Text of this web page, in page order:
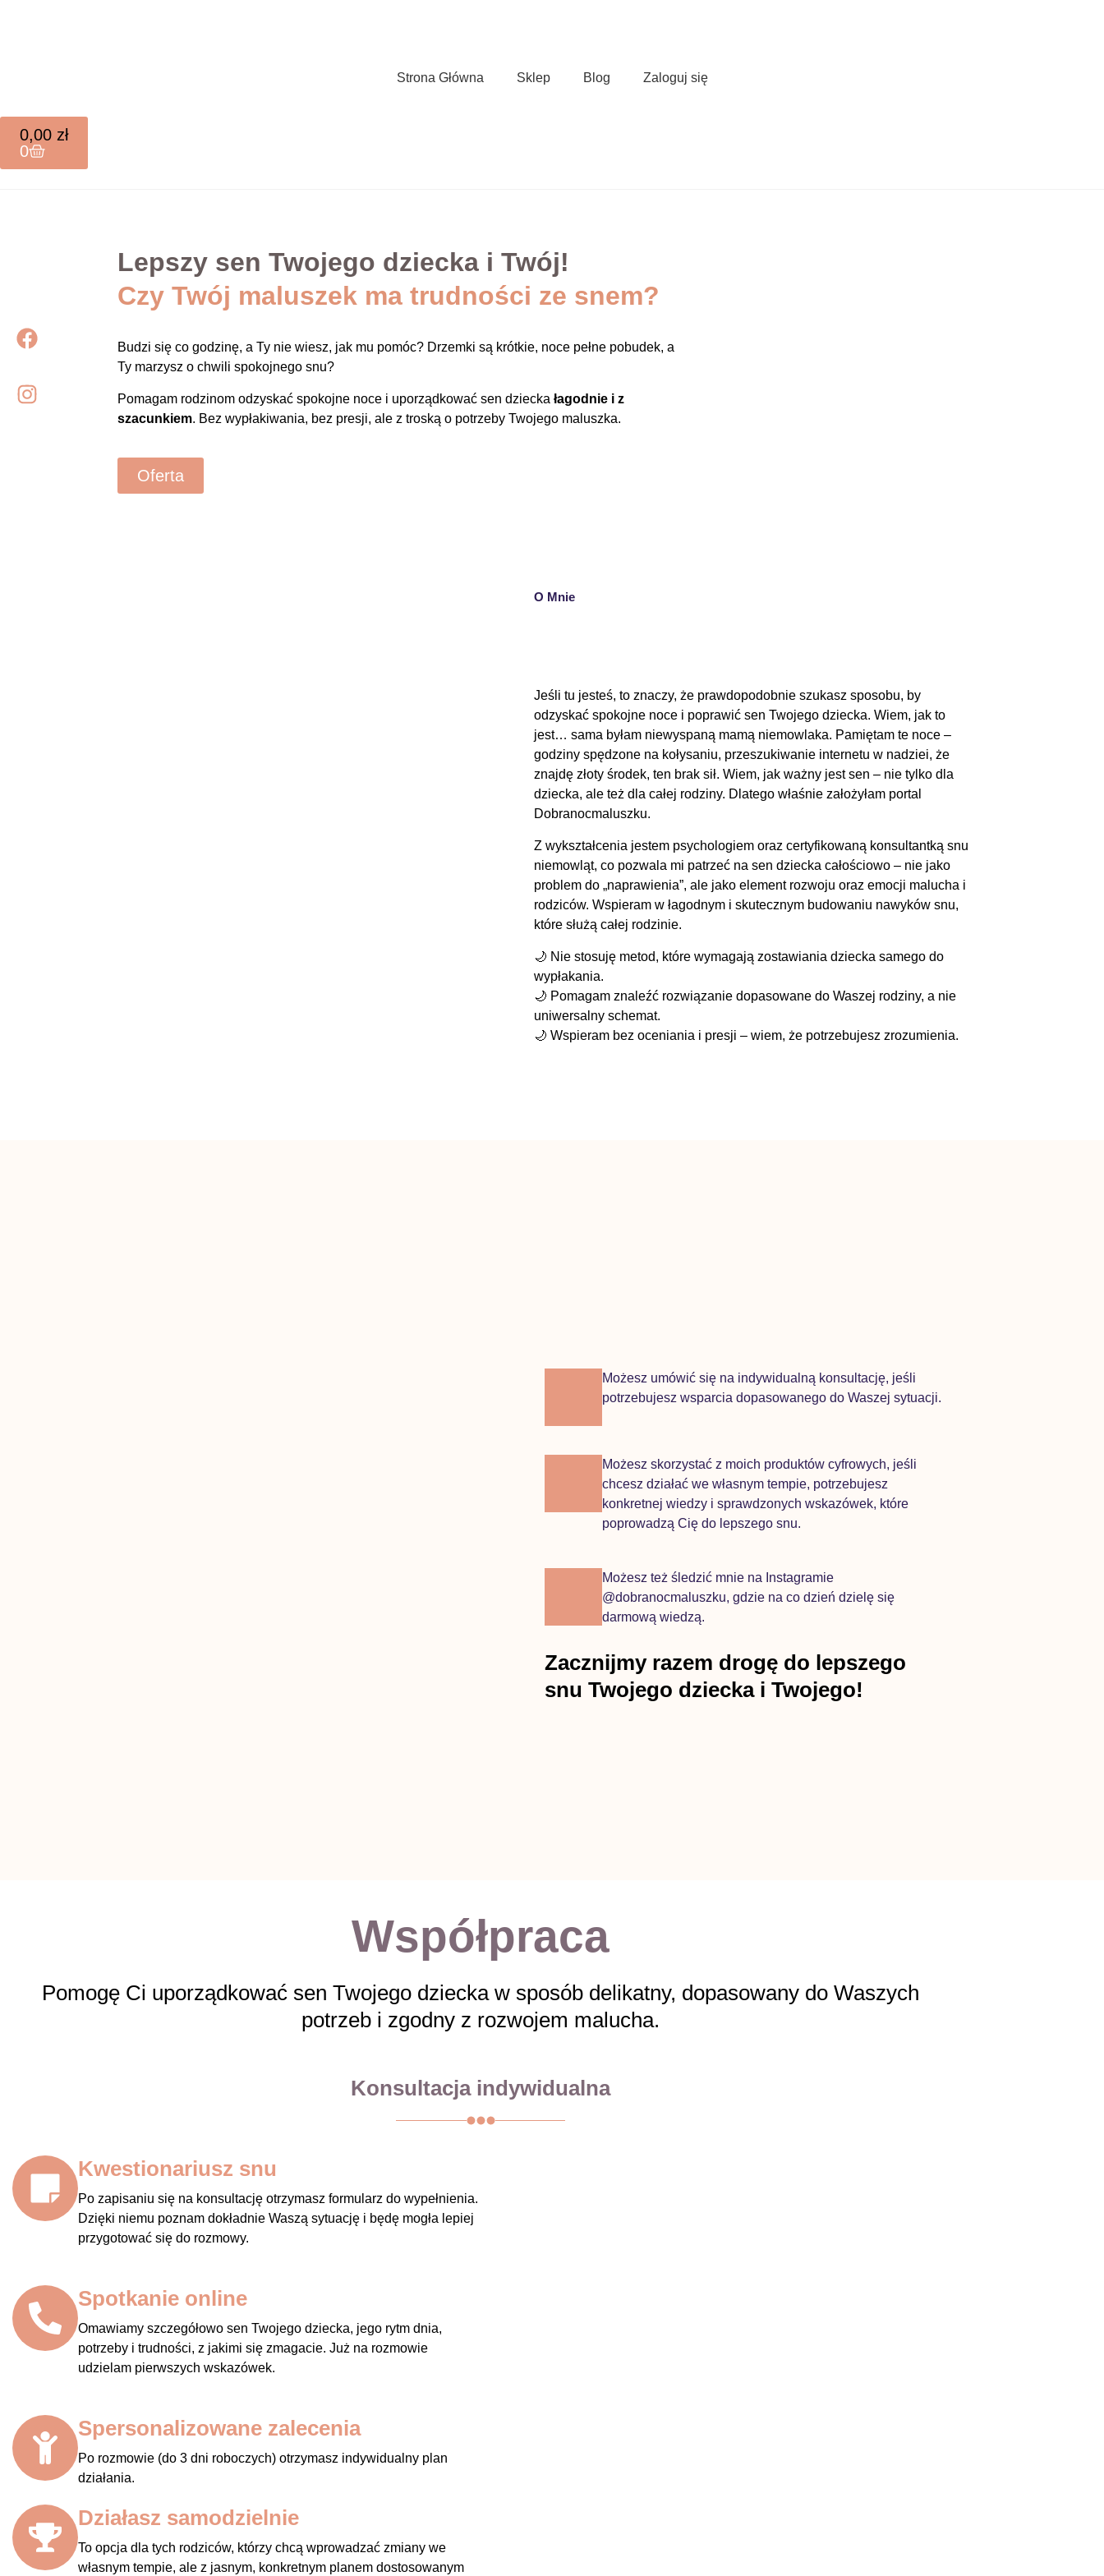
Strona Główna Sklep Blog Zaloguj się
0,00 zł
0
Lepszy sen Twojego dziecka i Twój!
Czy Twój maluszek ma trudności ze snem?
Budzi się co godzinę, a Ty nie wiesz, jak mu pomóc? Drzemki są krótkie, noce pełne pobudek, a
Ty marzysz o chwili spokojnego snu?
Pomagam rodzinom odzyskać spokojne noce i uporządkować sen dziecka łagodnie i z
szacunkiem. Bez wypłakiwania, bez presji, ale z troską o potrzeby Twojego maluszka.
Oferta
O Mnie
Jeśli tu jesteś, to znaczy, że prawdopodobnie szukasz sposobu, by
odzyskać spokojne noce i poprawić sen Twojego dziecka. Wiem, jak to
jest… sama byłam niewyspaną mamą niemowlaka. Pamiętam te noce –
godziny spędzone na kołysaniu, przeszukiwanie internetu w nadziei, że
znajdę złoty środek, ten brak sił. Wiem, jak ważny jest sen – nie tylko dla
dziecka, ale też dla całej rodziny. Dlatego właśnie założyłam portal
Dobranocmaluszku.
Z wykształcenia jestem psychologiem oraz certyfikowaną konsultantką snu
niemowląt, co pozwala mi patrzeć na sen dziecka całościowo – nie jako
problem do „naprawienia”, ale jako element rozwoju oraz emocji malucha i
rodziców. Wspieram w łagodnym i skutecznym budowaniu nawyków snu,
które służą całej rodzinie.
🌙 Nie stosuję metod, które wymagają zostawiania dziecka samego do
wypłakania.
🌙 Pomagam znaleźć rozwiązanie dopasowane do Waszej rodziny, a nie
uniwersalny schemat.
🌙 Wspieram bez oceniania i presji – wiem, że potrzebujesz zrozumienia.
Możesz umówić się na indywidualną konsultację, jeśli
potrzebujesz wsparcia dopasowanego do Waszej sytuacji.
Możesz skorzystać z moich produktów cyfrowych, jeśli
chcesz działać we własnym tempie, potrzebujesz
konkretnej wiedzy i sprawdzonych wskazówek, które
poprowadzą Cię do lepszego snu.
Możesz też śledzić mnie na Instagramie
@dobranocmaluszku, gdzie na co dzień dzielę się
darmową wiedzą.
Zacznijmy razem drogę do lepszego
snu Twojego dziecka i Twojego!
Współpraca
Pomogę Ci uporządkować sen Twojego dziecka w sposób delikatny, dopasowany do Waszych
potrzeb i zgodny z rozwojem malucha.
Konsultacja indywidualna
Kwestionariusz snu
Po zapisaniu się na konsultację otrzymasz formularz do wypełnienia.
Dzięki niemu poznam dokładnie Waszą sytuację i będę mogła lepiej
przygotować się do rozmowy.
Spotkanie online
Omawiamy szczegółowo sen Twojego dziecka, jego rytm dnia,
potrzeby i trudności, z jakimi się zmagacie. Już na rozmowie
udzielam pierwszych wskazówek.
Spersonalizowane zalecenia
Po rozmowie (do 3 dni roboczych) otrzymasz indywidualny plan
działania.
Działasz samodzielnie
To opcja dla tych rodziców, którzy chcą wprowadzać zmiany we
własnym tempie, ale z jasnym, konkretnym planem dostosowanym